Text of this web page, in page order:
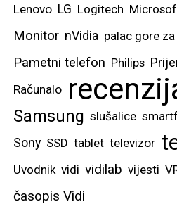
Lenovo LG Logitech
Monitor nVidia palac gore
Pametni telefon Philips
Računalo
Samsung slušalice
Sony SSD tablet televizor
Uvodnik vidi vidilab vijesti
časopis Vidi